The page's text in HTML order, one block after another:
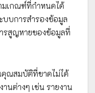
มเกณฑ์ที่กำหนดได้
บการสำรองข้อมูล
รสูญหายของข้อมูลที่
คุณสมบัติที่ขาดไม่ได้
นต่างๆ เช่น รายงาน